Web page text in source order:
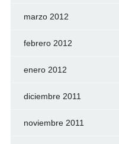
marzo 2012
febrero 2012
enero 2012
diciembre 2011
noviembre 2011